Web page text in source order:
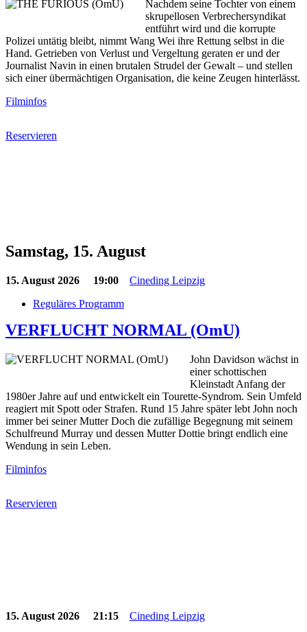
Nachdem seine Tochter von einem
skrupellosen Verbrechersyndikat
entführt wird und die korrupte
Polizei untätig bleibt, nimmt Wang Wei ihre Rettung selbst in die
Hand. Getrieben von Verlust und Vergeltung geraten er und der
Journalist Navin in einen brutalen Strudel der Gewalt – und stellen
sich einer übermächtigen Organisation, die keine Zeugen hinterlässt.
Filminfos
Reservieren
Samstag, 15. August
15. August 2026 19:00
Cineding Leipzig
Reguläres Programm
VERFLUCHT NORMAL (OmU)
John Davidson wächst in
einer schottischen
Kleinstadt Anfang der
1980er Jahre auf und entwickelt ein Tourette-Syndrom. Sein Umfeld
reagiert mit Spott oder Strafen. Rund 15 Jahre später lebt John noch
immer bei seiner Mutter Doch die zufällige Begegnung mit seinem
Schulfreund Murray und dessen Mutter Dottie bringt endlich eine
Wendung in sein Leben.
Filminfos
Reservieren
15. August 2026 21:15
Cineding Leipzig